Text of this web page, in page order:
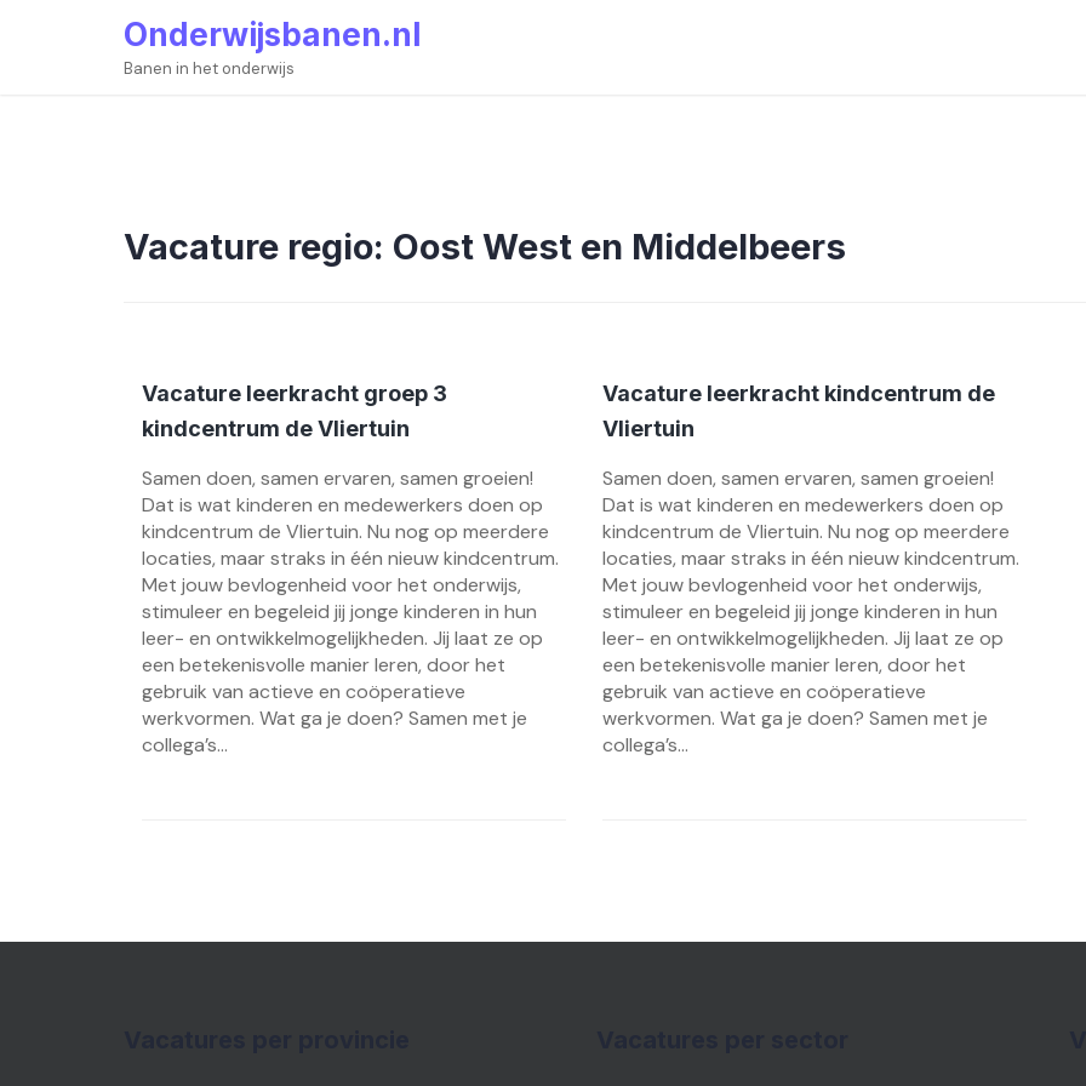
Onderwijsbanen.nl
Banen in het onderwijs
Vacature regio: Oost West en Middelbeers
Vacature leerkracht groep 3
kindcentrum de Vliertuin
Samen doen, samen ervaren, samen groeien!
Dat is wat kinderen en medewerkers doen op
kindcentrum de Vliertuin. Nu nog op meerdere
locaties, maar straks in één nieuw kindcentrum.
Met jouw bevlogenheid voor het onderwijs,
stimuleer en begeleid jij jonge kinderen in hun
leer- en ontwikkelmogelijkheden. Jij laat ze op
een betekenisvolle manier leren, door het
gebruik van actieve en coöperatieve
werkvormen. Wat ga je doen? Samen met je
collega’s...
Vacature leerkracht kindcentrum de
Vliertuin
Samen doen, samen ervaren, samen groeien!
Dat is wat kinderen en medewerkers doen op
kindcentrum de Vliertuin. Nu nog op meerdere
locaties, maar straks in één nieuw kindcentrum.
Met jouw bevlogenheid voor het onderwijs,
stimuleer en begeleid jij jonge kinderen in hun
leer- en ontwikkelmogelijkheden. Jij laat ze op
een betekenisvolle manier leren, door het
gebruik van actieve en coöperatieve
werkvormen. Wat ga je doen? Samen met je
collega’s...